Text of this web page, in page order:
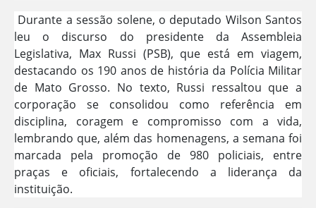
Durante a sessão solene, o deputado Wilson Santos
leu o discurso do presidente da Assembleia
Legislativa, Max Russi (PSB), que está em viagem,
destacando os 190 anos de história da Polícia Militar
de Mato Grosso. No texto, Russi ressaltou que a
corporação se consolidou como referência em
disciplina, coragem e compromisso com a vida,
lembrando que, além das homenagens, a semana foi
marcada pela promoção de 980 policiais, entre
praças e oficiais, fortalecendo a liderança da
instituição.